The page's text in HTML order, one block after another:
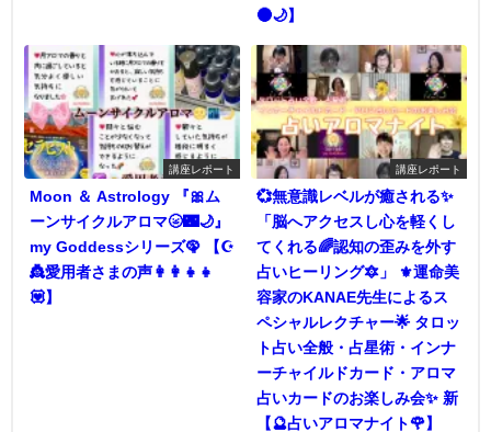
🌑🌙】
講座レポート
Moon ＆ Astrology 『🎀ム
ーンサイクルアロマ🌝🌃🌙』
my Goddessシリーズ🦚 【☪
👸愛用者さまの声👩‍👩‍👧‍👧
💟】
講座レポート
💞無意識レベルが癒される✨
「脳へアクセスし心を軽くし
てくれる🌈認知の歪みを外す
占いヒーリング🔯」 ⚜️運命美
容家のKANAE先生によるス
ペシャルレクチャー🌟 タロッ
ト占い全般・占星術・インナ
ーチャイルドカード・アロマ
占いカードのお楽しみ会✨ 新
【🔮占いアロマナイト🌹】